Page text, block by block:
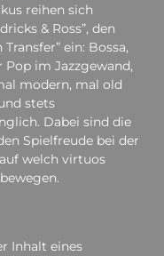
reihen sich
& Ross”, den
ein: Bossa,
Pop im Jazzgewand,
modern, mal old
stets
Dabei sind die
Spielfreude bei der
welch virtuos
Inhalt eines